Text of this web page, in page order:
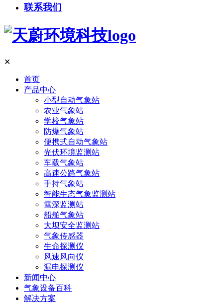
联系我们
✕
首页
产品中心
小型自动气象站
农业气象站
学校气象站
防爆气象站
便携式自动气象站
光伏环境监测站
车载气象站
高速公路气象站
手持气象站
智能生态气象监测站
雪深监测站
船舶气象站
大坝安全监测站
气象传感器
生命探测仪
风速风向仪
漏电探测仪
新闻中心
气象设备百科
解决方案